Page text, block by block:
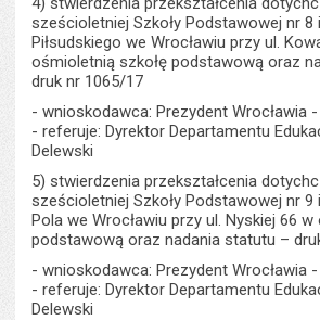
sześcioletniej Szkoły Podstawowej nr
Piłsudskiego we Wrocławiu przy ul.
ośmioletnią szkołę podstawową oraz
druk nr 1065/17
- wnioskodawca: Prezydent Wrocławia
- referuje: Dyrektor Departamentu
Delewski
5) stwierdzenia przekształcenia
sześcioletniej Szkoły Podstawowej nr 9
Pola we Wrocławiu przy ul. Nyskiej 66
podstawową oraz nadania statutu –
- wnioskodawca: Prezydent Wrocławia
- referuje: Dyrektor Departamentu
Delewski